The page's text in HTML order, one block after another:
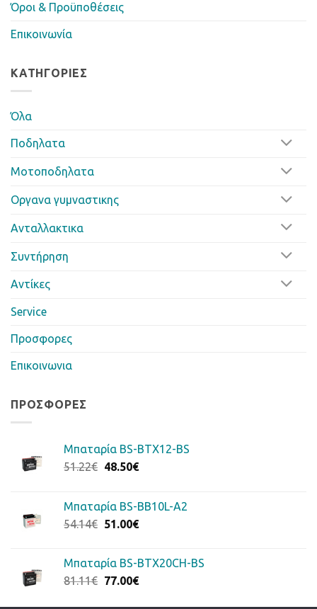
Όροι & Προϋποθέσεις
Επικοινωνία
ΚΑΤΗΓΟΡΊΕΣ
Όλα
Ποδηλατα
Μοτοποδηλατα
Οργανα γυμναστικης
Ανταλλακτικα
Συντήρηση
Αντίκες
Service
Προσφορες
Επικοινωνια
ΠΡΟΣΦΟΡΈΣ
Μπαταρία BS-BTX12-BS
51.22€ Original
51.22€.
48.50€Η
είναι:
48.50€.
Μπαταρία BS-BB10L-A2
54.14€ Original
54.14€.
51.00€Η
είναι:
51.00€.
Μπαταρία BS-BTX20CH-BS
81.11€ Original
77.00€Η